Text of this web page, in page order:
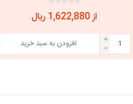
از 1,622,880 ریال
i
h